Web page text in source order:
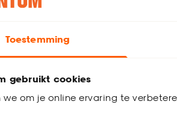
Toestemming
gebruikt cookies
we om je online ervaring te